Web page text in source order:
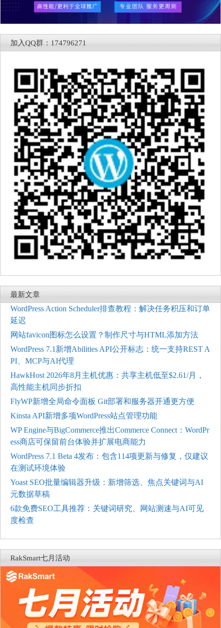
加入QQ群：174796271
最新文章
WordPress Action Scheduler排查教程：解决任务积压和订单
延迟
网站favicon图标怎么设置？制作尺寸与HTML添加方法
WordPress 7.1新增Abilities API公开标志：统一支持REST A
PI、MCP与AI代理
HawkHost 2026年8月主机优惠：共享主机低至$2.61/月，
高性能主机同步折扣
FlyWP新增全局命令面板 Git部署和服务器开通更方便
Kinsta API新增多项WordPress站点管理功能
WP Engine与BigCommerce推出Commerce Connect：WordPr
ess商店可保留前台体验并扩展电商能力
WordPress 7.1 Beta 4发布：包含114项更新与修复，仅建议
在测试环境体验
Yoast SEO批量编辑器升级：新增筛选、焦点关键词与AI
元数据草稿
6款免费SEO工具推荐：关键词研究、网站测速与AI可见
度检查
RakSmart七月活动